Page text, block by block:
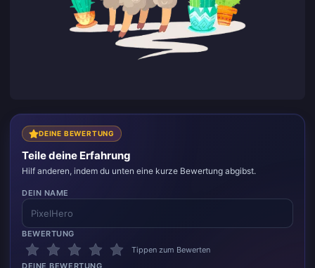
DEINE BEWERTUNG
Teile deine Erfahrung
Hilf anderen, indem du unten eine kurze Bewertung abgibst.
DEIN NAME
BEWERTUNG
Tippen zum Bewerten
DEINE BEWERTUNG